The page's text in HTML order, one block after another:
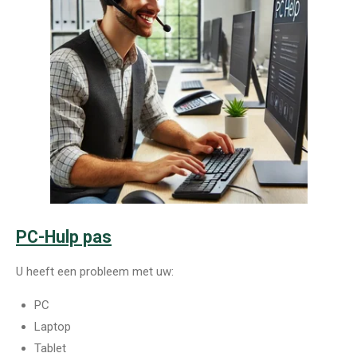
PC-Hulp pas
U heeft een probleem met uw:
PC
Laptop
Tablet